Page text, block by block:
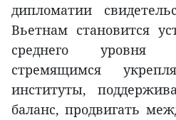
дипломатии
Вьетнам становится
среднего уровня
стремящимся
институты,
баланс, продвигать